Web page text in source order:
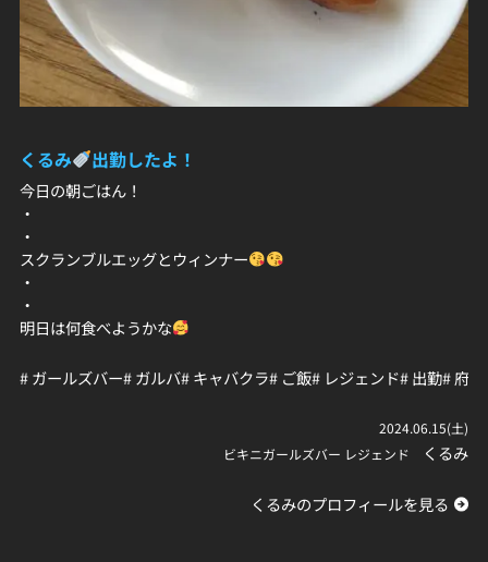
くるみ 出勤したよ！
今日の朝ごはん！
・
・
スクランブルエッグとウィンナー
・
・
明日は何食べようかな
# ガールズバー# ガルバ# キャバクラ# ご飯# レジェンド# 出勤# 府中
2024.06.15(土)
ビキニガールズバー レジェンド
くるみ
くるみのプロフィールを見る